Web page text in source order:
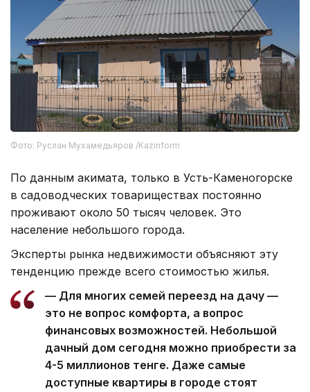
Фото: Руслан Мухамедьяров /Kazinform
По данным акимата, только в Усть-Каменогорске
в садоводческих товариществах постоянно
проживают около 50 тысяч человек. Это
население небольшого города.
Эксперты рынка недвижимости объясняют эту
тенденцию прежде всего стоимостью жилья.
— Для многих семей переезд на дачу —
это не вопрос комфорта, а вопрос
финансовых возможностей. Небольшой
дачный дом сегодня можно приобрести за
4-5 миллионов тенге. Даже самые
доступные квартиры в городе стоят